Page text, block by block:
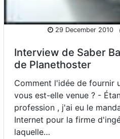
29 December 2010
Interview de Saber
de Planethoster
Comment l'idée de fournir
vous est-elle venue ? -
profession , j'ai eu le
Internet pour la firme
laquelle…